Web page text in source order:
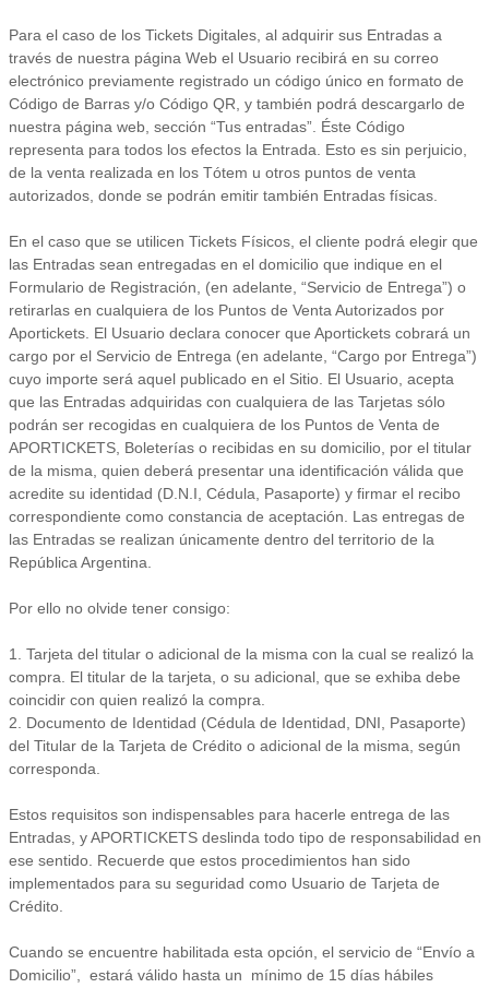
Para el caso de los Tickets Digitales, al adquirir sus Entradas a
través de nuestra página Web el Usuario recibirá en su correo
electrónico previamente registrado un código único en formato de
Código de Barras y/o Código QR, y también podrá descargarlo de
nuestra página web, sección “Tus entradas”. Éste Código
representa para todos los efectos la Entrada. Esto es sin perjuicio,
de la venta realizada en los Tótem u otros puntos de venta
autorizados, donde se podrán emitir también Entradas físicas.
En el caso que se utilicen Tickets Físicos, el cliente podrá elegir que
las Entradas sean entregadas en el domicilio que indique en el
Formulario de Registración, (en adelante, “Servicio de Entrega”) o
retirarlas en cualquiera de los Puntos de Venta Autorizados por
Aportickets. El Usuario declara conocer que Aportickets cobrará un
cargo por el Servicio de Entrega (en adelante, “Cargo por Entrega”)
cuyo importe será aquel publicado en el Sitio. El Usuario, acepta
que las Entradas adquiridas con cualquiera de las Tarjetas sólo
podrán ser recogidas en cualquiera de los Puntos de Venta de
APORTICKETS, Boleterías o recibidas en su domicilio, por el titular
de la misma, quien deberá presentar una identificación válida que
acredite su identidad (D.N.I, Cédula, Pasaporte) y firmar el recibo
correspondiente como constancia de aceptación. Las entregas de
las Entradas se realizan únicamente dentro del territorio de la
República Argentina.
Por ello no olvide tener consigo:
1.
Tarjeta del titular o adicional de la misma con la cual se realizó la
compra. El titular de la tarjeta, o su adicional, que se exhiba debe
coincidir con quien realizó la compra.
2.
Documento de Identidad (Cédula de Identidad, DNI, Pasaporte)
del Titular de la Tarjeta de Crédito o adicional de la misma, según
corresponda.
Estos requisitos son indispensables para hacerle entrega de las
Entradas, y APORTICKETS deslinda todo tipo de responsabilidad en
ese sentido. Recuerde que estos procedimientos han sido
implementados para su seguridad como Usuario de Tarjeta de
Crédito.
Cuando se encuentre habilitada esta opción, el servicio de “Envío a
Domicilio”, estará válido hasta un mínimo de 15 días hábiles